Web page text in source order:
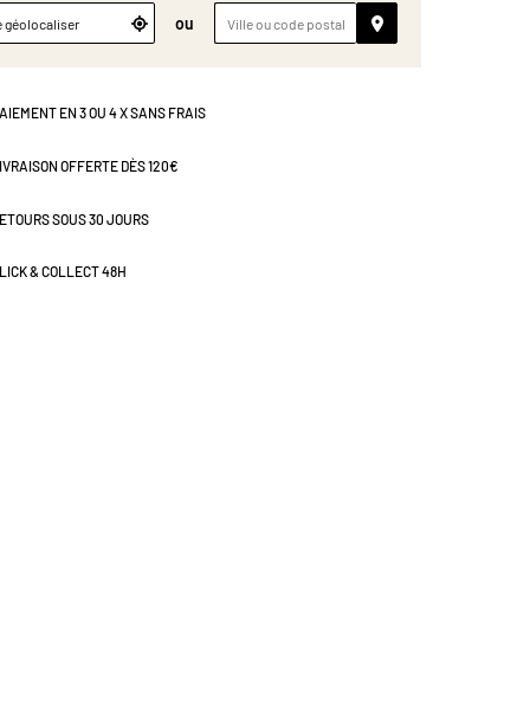
géolocaliser ou
EN 3 OU 4 X SANS FRAIS
OFFERTE DÈS 120€
SOUS 30 JOURS
& COLLECT 48H